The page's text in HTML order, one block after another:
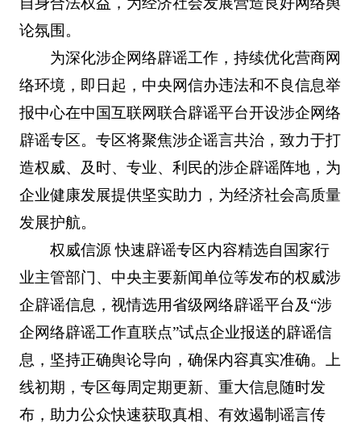
论氛围。
为深化涉企网络辟谣工作，持续优化营商网
络环境，即日起，中央网信办违法和不良信息举
报中心在中国互联网联合辟谣平台开设涉企网络
辟谣专区。专区将聚焦涉企谣言共治，致力于打
造权威、及时、专业、利民的涉企辟谣阵地，为
企业健康发展提供坚实助力，为经济社会高质量
发展护航。
权威信源 快速辟谣专区内容精选自国家行
业主管部门、中央主要新闻单位等发布的权威涉
企辟谣信息，视情选用省级网络辟谣平台及“涉
企网络辟谣工作直联点”试点企业报送的辟谣信
息，坚持正确舆论导向，确保内容真实准确。上
线初期，专区每周定期更新、重大信息随时发
布，助力公众快速获取真相、有效遏制谣言传